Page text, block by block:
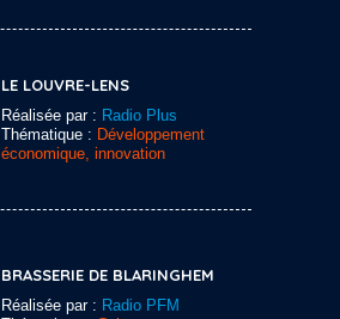
LE LOUVRE-LENS
Réalisée par : Radio Plus
Thématique : Développement
économique, innovation
BRASSERIE DE BLARINGHEM
Réalisée par : Radio PFM